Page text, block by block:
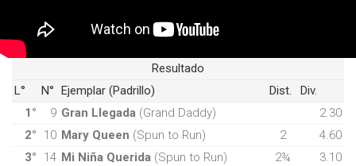
Resultado
L°
N° Ejemplar (Padrillo) Dist.
Div.
1°
9 Gran Llegada (Grand Daddy)
2.30
2°
10 Mary Queen (Spun to Run) 2
4.60
3°
14 Mi Niña Querida (Spun to Run) 2¾
3.10